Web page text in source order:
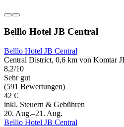
Belllo Hotel JB Central
Belllo Hotel JB Central
Central District, 0,6 km von Komtar
8,2/10
Sehr gut
(591 Bewertungen)
42 €
inkl. Steuern & Gebühren
20. Aug.–21. Aug.
Belllo Hotel JB Central